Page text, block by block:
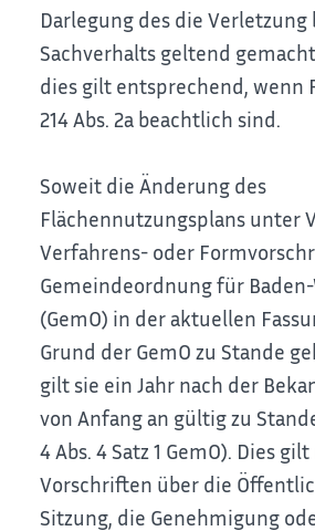
Darlegung des die
Sachverhalts geltend
dies gilt entsprechend, wenn
214 Abs. 2a beachtlich sind.
Soweit die Änderung des
Flächennutzungsplans unter
Verfahrens- oder
Gemeindeordnung für
(GemO) in der aktuellen
Grund der GemO zu Stande
gilt sie ein Jahr nach der
von Anfang an gültig zu
4 Abs. 4 Satz 1 GemO). Dies
Vorschriften über die
Sitzung, die Genehmigung